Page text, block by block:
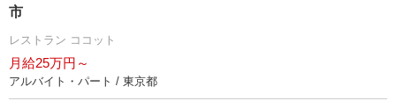
市
レストラン ココット
月給25万円～
アルバイト・パート / 東京都